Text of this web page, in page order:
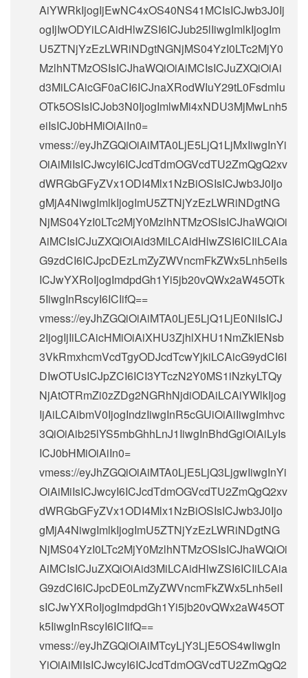
AiYWRkIjogIjEwNC4xOS40NS41MCIsICJwb3J0Ij
ogIjIwODYiLCAidHlwZSI6ICJub25lIiwgImlkIjogIm
U5ZTNjYzEzLWRiNDgtNGNjMS04YzI0LTc2MjY0
MzlhNTMzOSIsICJhaWQiOiAiMCIsICJuZXQiOiAi
d3MiLCAicGF0aCI6ICJnaXRodWIuY29tL0Fsdmlu
OTk5OSIsICJob3N0IjogImlwMi4xNDU3MjMwLnh5
eiIsICJ0bHMiOiAiIn0=
vmess://eyJhZGQiOiAiMTA0LjE5LjQ1LjMxIiwgInYi
OiAiMiIsICJwcyI6ICJcdTdmOGVcdTU2ZmQgQ2xv
dWRGbGFyZVx1ODI4Mlx1NzBiOSIsICJwb3J0Ijo
gMjA4NiwgImlkIjogImU5ZTNjYzEzLWRiNDgtNG
NjMS04YzI0LTc2MjY0MzlhNTMzOSIsICJhaWQiOi
AiMCIsICJuZXQiOiAid3MiLCAidHlwZSI6ICIiLCAia
G9zdCI6ICJpcDEzLmZyZWVncmFkZWx5Lnh5eiIs
ICJwYXRoIjogImdpdGh1Yi5jb20vQWx2aW45OTk
5IiwgInRscyI6ICIifQ==
vmess://eyJhZGQiOiAiMTA0LjE5LjQ1LjE0NiIsICJ
2IjogIjIiLCAicHMiOiAiXHU3ZjhlXHU1NmZkIENsb
3VkRmxhcmVcdTgyODJcdTcwYjkiLCAicG9ydCI6I
DIwOTUsICJpZCI6ICI3YTczN2Y0MS1iNzkyLTQy
NjAtOTRmZi0zZDg2NGRhNjdiODAiLCAiYWlkIjog
IjAiLCAibmV0IjogIndzIiwgInR5cGUiOiAiIiwgImhvc
3QiOiAib25lYS5mbGhhLnJ1IiwgInBhdGgiOiAiLyIs
ICJ0bHMiOiAiIn0=
vmess://eyJhZGQiOiAiMTA0LjE5LjQ3LjgwIiwgInYi
OiAiMiIsICJwcyI6ICJcdTdmOGVcdTU2ZmQgQ2xv
dWRGbGFyZVx1ODI4Mlx1NzBiOSIsICJwb3J0Ijo
gMjA4NiwgImlkIjogImU5ZTNjYzEzLWRiNDgtNG
NjMS04YzI0LTc2MjY0MzlhNTMzOSIsICJhaWQiOi
AiMCIsICJuZXQiOiAid3MiLCAidHlwZSI6ICIiLCAia
G9zdCI6ICJpcDE0LmZyZWVncmFkZWx5Lnh5eiI
sICJwYXRoIjogImdpdGh1Yi5jb20vQWx2aW45OT
k5IiwgInRscyI6ICIifQ==
vmess://eyJhZGQiOiAiMTcyLjY3LjE5OS4wIiwgIn
YiOiAiMiIsICJwcyI6ICJcdTdmOGVcdTU2ZmQgQ2